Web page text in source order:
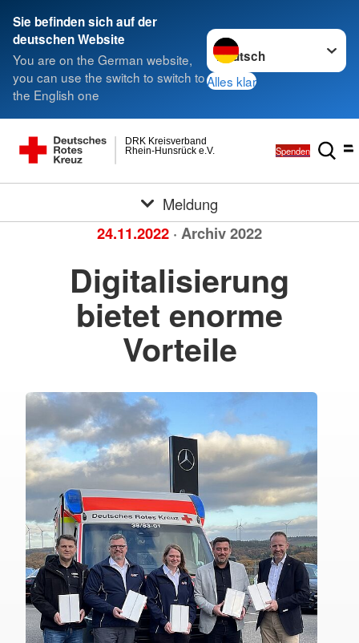
Sie befinden sich auf der
deutschen Website
You are on the German website,
you can use the switch to switch to
the English one
Sprache wechseln zu
Alles klar
Rhein-Hunsrück e.V.
DRK Kreisverband
Spenden
Meldung
24.11.2022 · Archiv 2022
Digitalisierung
bietet enorme
Vorteile